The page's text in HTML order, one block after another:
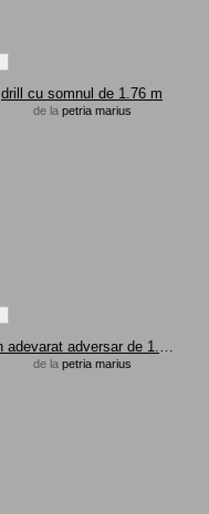
drill cu somnul de 1.76 m
de la petria marius
un adevarat adversar de 1.76 m
de la petria marius